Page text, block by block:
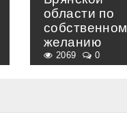
области по
желанию
2069 0